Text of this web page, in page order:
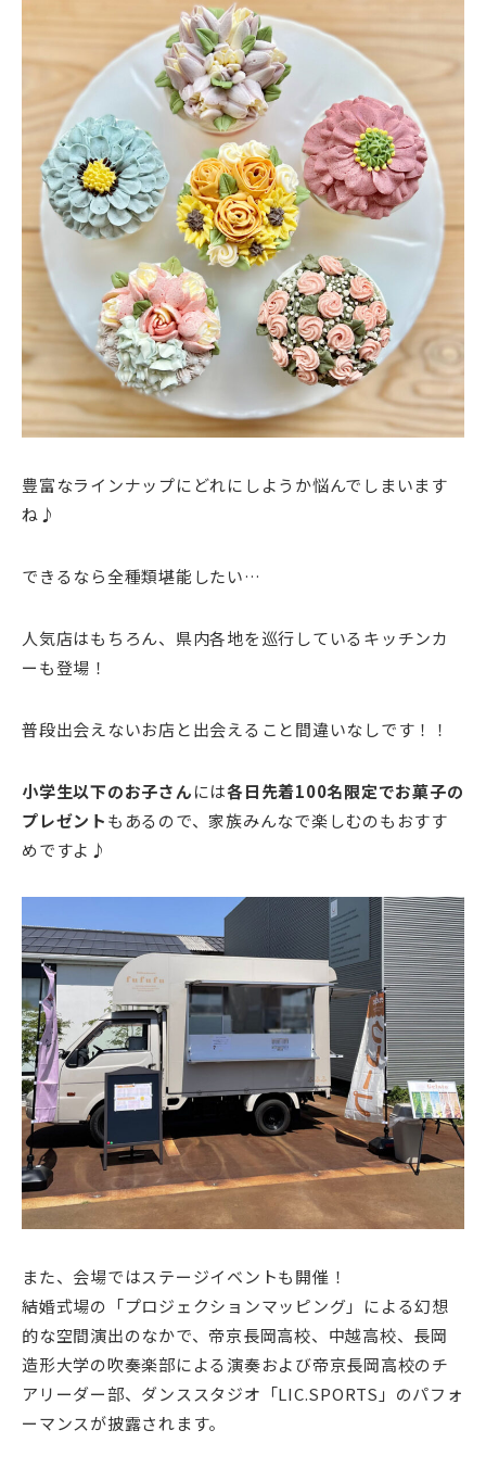
豊富なラインナップにどれにしようか悩んでしまいます
ね♪
できるなら全種類堪能したい…
人気店はもちろん、県内各地を巡行しているキッチンカ
ーも登場！
普段出会えないお店と出会えること間違いなしです！！
小学生以下のお子さんには各日先着100名限定でお菓子の
プレゼントもあるので、家族みんなで楽しむのもおすす
めですよ♪
また、会場ではステージイベントも開催！
結婚式場の「プロジェクションマッピング」による幻想
的な空間演出のなかで、帝京長岡高校、中越高校、長岡
造形大学の吹奏楽部による演奏および帝京長岡高校のチ
アリーダー部、ダンススタジオ「LIC.SPORTS」のパフォ
ーマンスが披露されます。